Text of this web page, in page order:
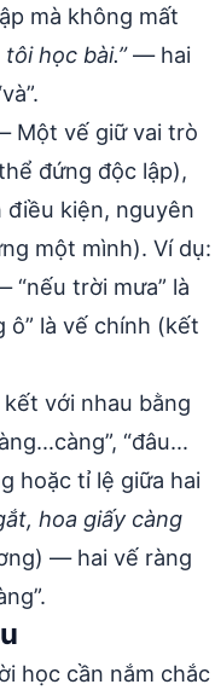
mà không mất
học bài.”— hai
Một vế giữ vai trò
đứng độc lập),
kiện, nguyên
một mình). Ví dụ:
trời mưa” là
ô” là vế chính (kết
với nhau bằng
“đâu…
hoặc tỉ lệ giữa hai
hoa giấy càng
— hai vế ràng
học cần nắm chắc